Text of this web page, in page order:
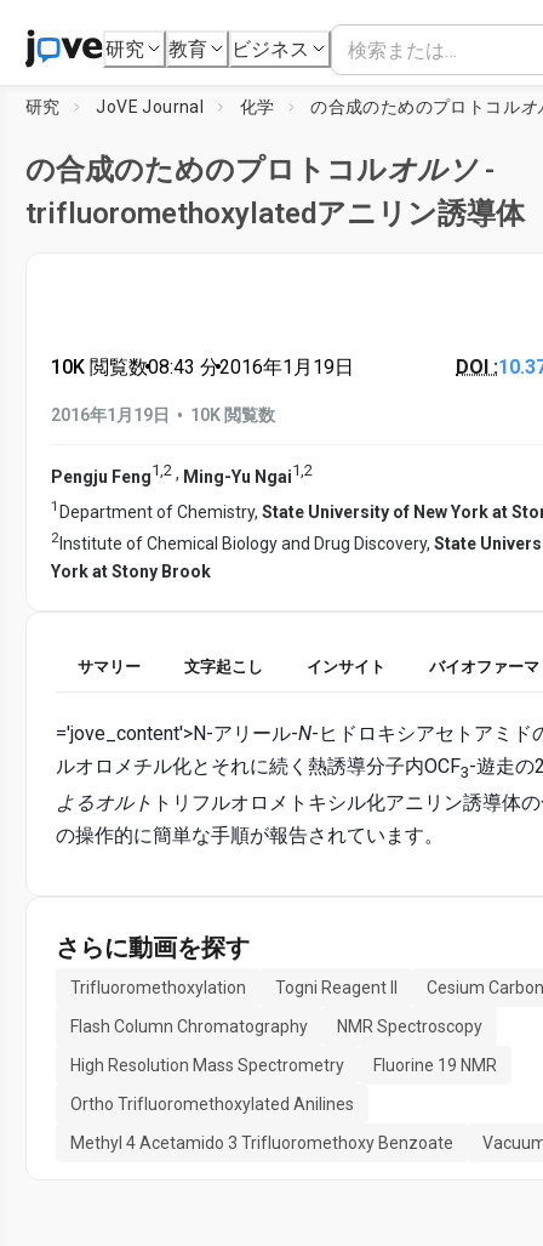
研究 教育 ビジネス
研究 JoVE Journal 化学 の合成のためのプロトコルオ
の合成のためのプロトコルオルソ-
trifluoromethoxylatedアニリン誘導体
10K 閲覧数•08:43 分•2016年1月19日 DOI :
2016年1月19日 • 10K 閲覧数
Pengju Feng1,2 , Ming-Yu Ngai1,2
1 Department of Chemistry, State University of New York at
2 Institute of Chemical Biology and Drug Discovery, State
York at Stony Brook
サマリー 文字起こし インサイト バイオファー
='jove_content'>N-アリール-N-ヒドロキシアセトアミド
ルオロメチル化とそれに続く熱誘導分子内OCF3-遊走の
よるオルト トリフルオロメトキシル化アニリン誘導体
の操作的に簡単な手順が報告されています。
さらに動画を探す
Trifluoromethoxylation Togni Reagent II
Cesium
Flash Column Chromatography
NMR Spectroscopy
High Resolution Mass Spectrometry
Fluorine 19 NMR
Ortho Trifluoromethoxylated Anilines
Methyl 4 Acetamido 3 Trifluoromethoxy Benzoate